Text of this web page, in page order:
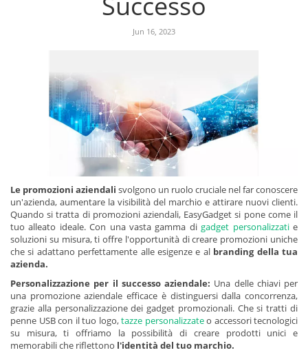
Jun 16, 2023
Le promozioni aziendali svolgono un ruolo cruciale nel far conoscere
un'azienda, aumentare la visibilità del marchio e attirare nuovi clienti.
Quando si tratta di promozioni aziendali, EasyGadget si pone come il
tuo alleato ideale. Con una vasta gamma digadget personalizzatie
soluzioni su misura, ti offre l'opportunità di creare promozioni uniche
che si adattano perfettamente alle esigenze e al branding della tua
azienda.
Personalizzazione per il successo aziendale: Una delle chiavi per
una promozione aziendale efficace è distinguersi dalla concorrenza,
grazie alla personalizzazione dei gadget promozionali. Che si tratti di
penne USB con il tuo logo,tazze personalizzateo accessori tecnologici
su misura, ti offriamo la possibilità di creare prodotti unici e
memorabili che riflettono l'identità del tuo marchio.